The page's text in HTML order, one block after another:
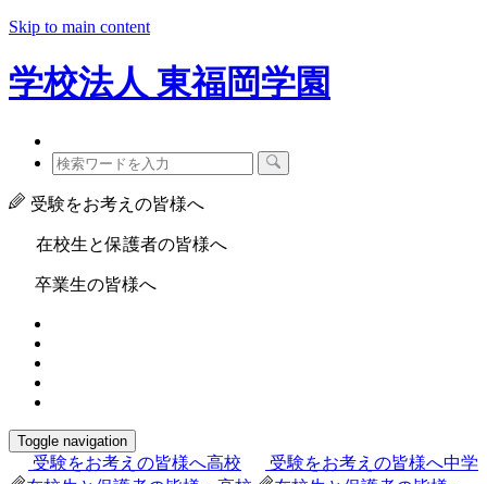
Skip to main content
学校法人 東福岡学園
受験をお考えの皆様へ
在校生と保護者の皆様へ
卒業生の皆様へ
Toggle navigation
受験をお考えの皆様へ高校 受験をお考えの皆様へ中学